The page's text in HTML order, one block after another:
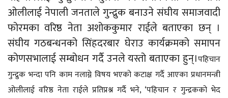
ओलीलाई नेपाली जनताले गुन्द्रुक बनाउने संघीय समाजवादी
फोरमका वरिष्ठ नेता अशोककुमार राईले बताएका छन् ।
संघीय गठबन्धनको सिंहदरबार घेराउ कार्यक्रमको समापन
कोणसभालाई सम्बोधन गर्दै उनले यस्तो बताएका हुन्।पहिचान
गुन्द्रुक भन्दा पनि काम नलाग्ने विषय भएको कटाक्ष गर्दै आएका प्रधानमन्त्री
ओलीलाई वरिष्ठ नेता राईले प्रतिप्रश्न गर्दै भने, ‘पहिचान र गुन्द्रकको भेद